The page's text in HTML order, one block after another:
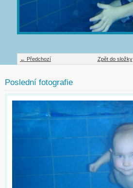
← Předchozí Zpět do složky
Poslední fotografie